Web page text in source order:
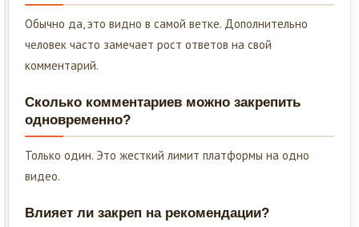
Обычно да, это видно в самой ветке. Дополнительно
человек часто замечает рост ответов на свой
комментарий.
Сколько комментариев можно закрепить
одновременно?
Только один. Это жесткий лимит платформы на одно
видео.
Влияет ли закреп на рекомендации?